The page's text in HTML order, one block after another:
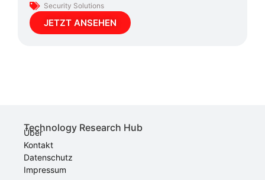
Security Solutions
JETZT ANSEHEN
Technology Research Hub
Über
Kontakt
Datenschutz
Impressum